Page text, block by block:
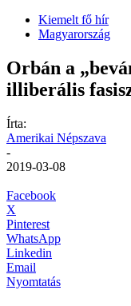
Kiemelt fő hír
Magyarország
Orbán a
illiberális
Írta:
Amerikai Népszava
-
2019-03-08
Facebook
X
Pinterest
WhatsApp
Linkedin
Email
Nyomtatás